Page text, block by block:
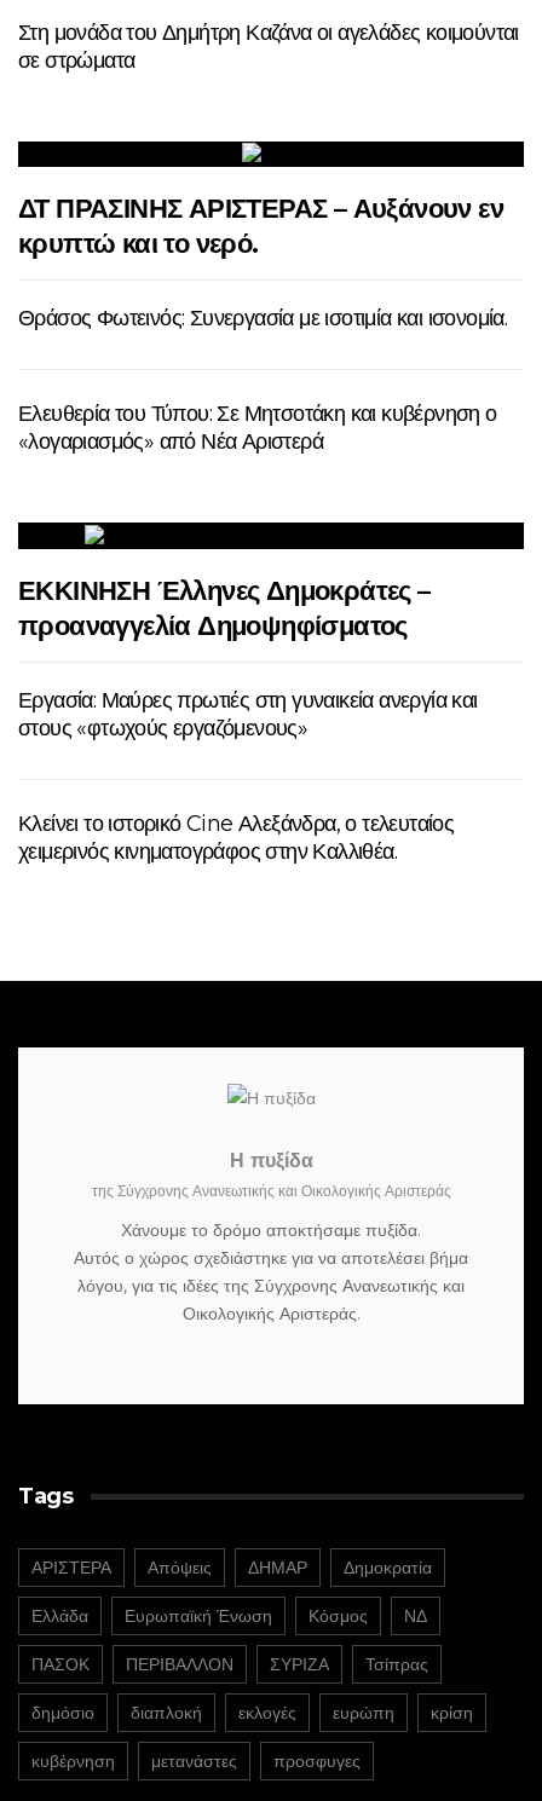
Στη μονάδα του Δημήτρη Καζάνα οι αγελάδες κοιμούνται
σε στρώματα
ΔΤ ΠΡΑΣΙΝΗΣ ΑΡΙΣΤΕΡΑΣ – Αυξάνουν εν
κρυπτώ και το νερό.
Θράσος Φωτεινός: Συνεργασία με ισοτιμία και ισονομία.
Ελευθερία του Τύπου: Σε Μητσοτάκη και κυβέρνηση ο
«λογαριασμός» από Νέα Αριστερά
ΕΚΚΙΝΗΣΗ Έλληνες Δημοκράτες –
προαναγγελία Δημοψηφίσματος
Εργασία: Μαύρες πρωτιές στη γυναικεία ανεργία και
στους «φτωχούς εργαζόμενους»
Κλείνει το ιστορικό Cine Αλεξάνδρα, ο τελευταίος
χειμερινός κινηματογράφος στην Καλλιθέα.
Η πυξίδα
της Σύγχρονης Ανανεωτικής και Οικολογικής Αριστεράς
Χάνουμε το δρόμο αποκτήσαμε πυξίδα.
Αυτός ο χώρος σχεδιάστηκε για να αποτελέσει βήμα
λόγου, για τις ιδέες της Σύγχρονης Ανανεωτικής και
Οικολογικής Αριστεράς.
Tags
ΑΡΙΣΤΕΡΑ Απόψεις ΔΗΜΑΡ Δημοκρατία
Ελλάδα Ευρωπαϊκή Ένωση Κόσμος ΝΔ
ΠΑΣΟΚ ΠΕΡΙΒΑΛΛΟΝ ΣΥΡΙΖΑ Τσίπρας
δημόσιο διαπλοκή εκλογές ευρώπη κρίση
κυβέρνηση μετανάστες προσφυγες